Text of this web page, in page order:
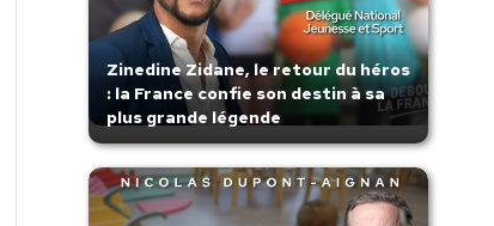
Zinedine Zidane, le retour du héros
: la France confie son destin à sa
plus grande légende